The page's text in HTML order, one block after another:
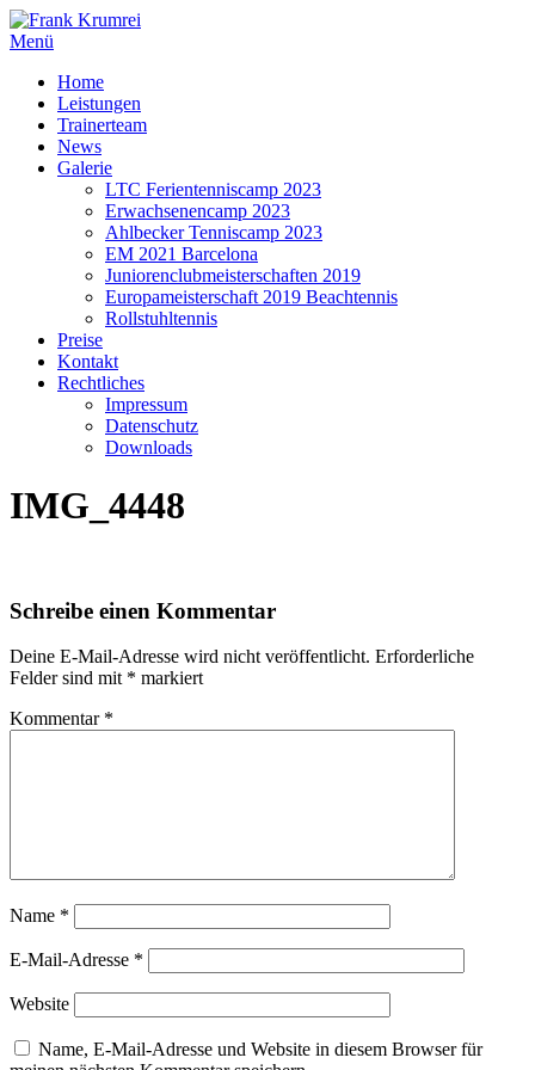
Zum
Inhalt
Menü
Home
Leistungen
Trainerteam
News
Galerie
LTC Ferientenniscamp 2023
Erwachsenencamp 2023
Ahlbecker Tenniscamp 2023
EM 2021 Barcelona
Juniorenclubmeisterschaften 2019
Europameisterschaft 2019 Beachtennis
Rollstuhltennis
Preise
Kontakt
Rechtliches
Impressum
Datenschutz
Downloads
IMG_4448
Schreibe einen Kommentar
Deine E-Mail-Adresse wird nicht veröffentlicht. Erforderliche
Felder sind mit * markiert
Kommentar *
Name *
E-Mail-Adresse *
Website
Name, E-Mail-Adresse und Website in diesem Browser für